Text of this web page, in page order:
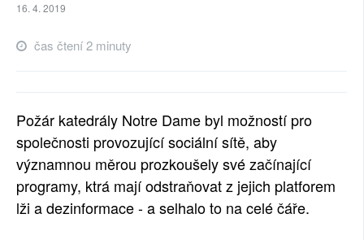
SOCIÁLNÍ SÍTĚ
RUBRIKY
PLNÁ VERZE STRÁNEK
16. 4. 2019
čas čtení 2 minuty
Požár katedrály Notre Dame byl možností pro
společnosti provozující sociální sítě, aby
významnou měrou prozkoušely své začínající
programy, ktrá mají odstraňovat z jejich platforem
lži a dezinformace - a selhalo to na celé čáře.